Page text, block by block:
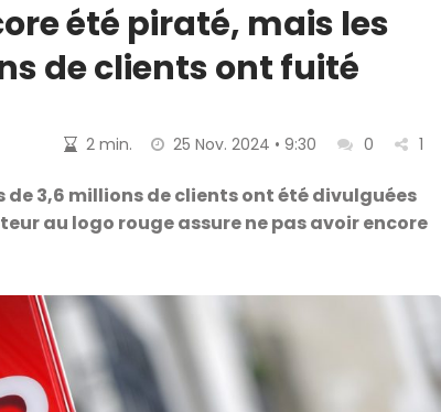
été piraté, mais les
de clients ont fuité
2 min. 25 Nov. 2024 • 9:30 0 1
de 3,6 millions de clients ont été divulguées
au logo rouge assure ne pas avoir encore